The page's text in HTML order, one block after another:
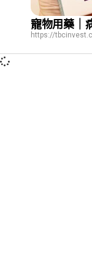
寵物用藥｜
https://